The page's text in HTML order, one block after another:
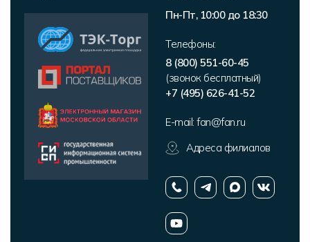
Пн-Пт, 10:00 до 18:30
Телефоны:
8 (800) 551-60-45
(звонок бесплатный)
+7 (495) 626-41-52
E-mail: fan@fan.ru
Адреса филиалов